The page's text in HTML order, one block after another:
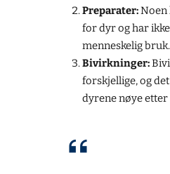
Preparater:Noen
for dyr og har
menneskelig bruk.
Bivirkninger:
forskjellige, og
dyrene nøye